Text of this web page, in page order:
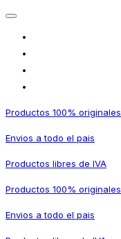
Productos 100% originales
Envios a todo el pais
Productos libres de IVA
Productos 100% originales
Envios a todo el pais